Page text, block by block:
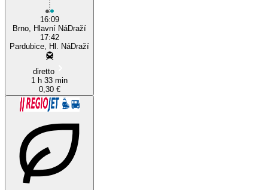
16:09
Brno, Hlavní NáDraží
17:42
Pardubice, Hl. NáDraží
diretto
1 h 33 min
0,30 €